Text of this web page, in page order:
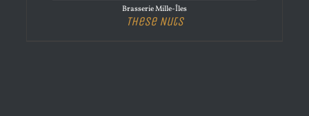
Brasserie Mille-Îles
These Nuts